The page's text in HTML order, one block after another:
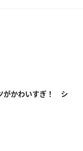
がかわいすぎ！ シ